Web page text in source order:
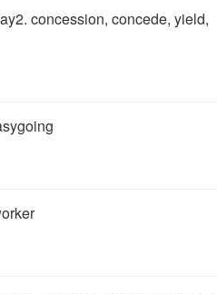
concession, concede, yield,